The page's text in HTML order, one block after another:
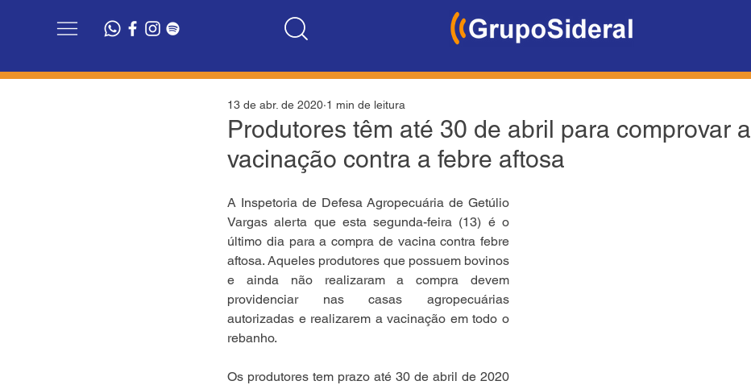
Produtores têm até 30 de abril para comprovar a
vacinação contra a febre aftosa
13 de abr. de 2020 1 min de leitura
A Inspetoria de Defesa Agropecuária de Getúlio
Vargas alerta que esta segunda-feira (13) é o
último dia para a compra de vacina contra febre
aftosa. Aqueles produtores que possuem bovinos
e ainda não realizaram a compra devem
providenciar nas casas agropecuárias
autorizadas e realizarem a vacinação em todo o
rebanho.
Os produtores tem prazo até 30 de abril de 2020